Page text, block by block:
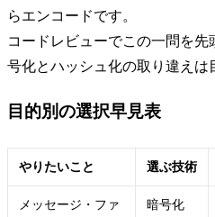
らエンコードです。
コードレビューでこの一問を
号化とハッシュ化の取り違えは
目的別の選択早見表
やりたいこと 選ぶ技術
メッセージ・ファ
暗号化